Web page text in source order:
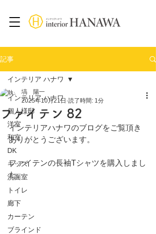
記事
インテリア ハナワ
個人様邸
洋室
和室
DK
キッズ
洗面室
トイレ
廊下
カーテン
ブラインド
インテリア ハナワ
ファイテン 82
塙 陽一
2025年10月21日 読了時間: 1分
インテリアハナワのブログをご覧頂き
ありがとうございます。
ファイテンの長袖Tシャツを購入しまし
た。